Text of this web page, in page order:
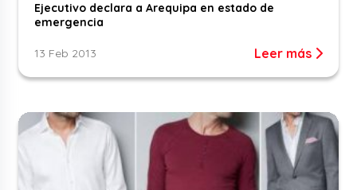
Ejecutivo declara a Arequipa en estado de
emergencia
13 Feb 2013 Leer más